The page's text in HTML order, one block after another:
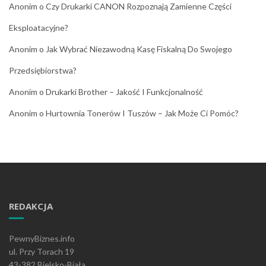
Anonim o Czy Drukarki CANON Rozpoznają Zamienne Części
Eksploatacyjne?
Anonim o Jak Wybrać Niezawodną Kasę Fiskalną Do Swojego
Przedsiębiorstwa?
Anonim o Drukarki Brother – Jakość I Funkcjonalność
Anonim o Hurtownia Tonerów I Tuszów – Jak Może Ci Pomóc?
REDAKCJA
PewnyBiznes.info
ul. Przy Torach 19